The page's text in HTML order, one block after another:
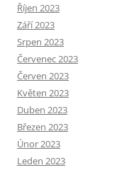
Říjen 2023
Září 2023
Srpen 2023
Červenec 2023
Červen 2023
Květen 2023
Duben 2023
Březen 2023
Únor 2023
Leden 2023